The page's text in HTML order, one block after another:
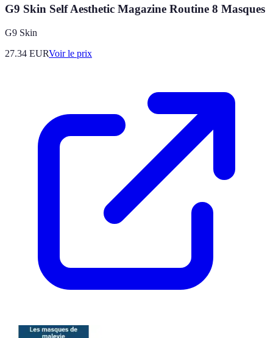
G9 Skin Self Aesthetic Magazine Routine 8 Masques
G9 Skin
27.34 EURVoir le prix